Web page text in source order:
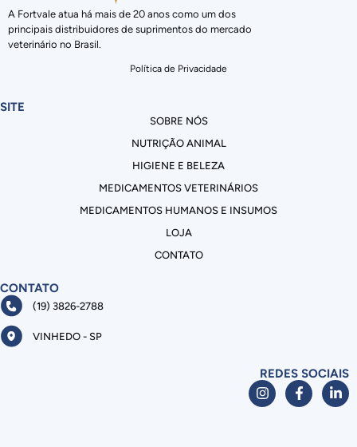
A Fortvale atua há mais de 20 anos como um dos
principais distribuidores de suprimentos do mercado
veterinário no Brasil.
Política de Privacidade
SITE
SOBRE NÓS
NUTRIÇÃO ANIMAL
HIGIENE E BELEZA
MEDICAMENTOS VETERINÁRIOS
MEDICAMENTOS HUMANOS E INSUMOS
LOJA
CONTATO
CONTATO
(19) 3826-2788
VINHEDO - SP
REDES SOCIAIS